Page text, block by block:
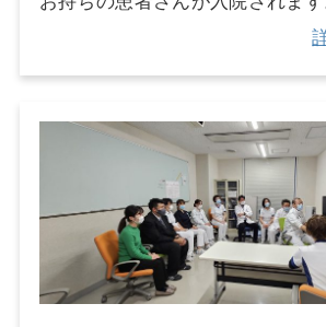
ると不安が強くでることが多く
動・心理症状といって、周囲の
が一番困っているのですが、その
か理解してもらえないのも事実で
アサポートチームは、そんな認知
患者さんが、スタッフのケアで
活を送ることができ、一日でも早